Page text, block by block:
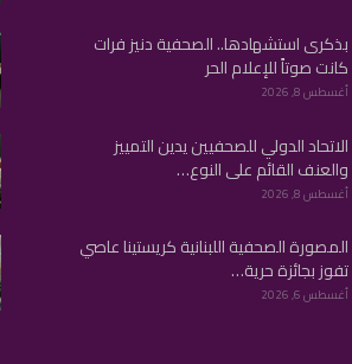
بذكرى استشهادها.. الصحفية دنيز فرات
كانت صوتاً للإعلام الحر
أغسطس 8, 2026
الاتحاد الدولي للصحفيين يدين التمييز
والعنف القائم على النوع…
أغسطس 8, 2026
المصورة الصحفية اللبنانية كريستينا عاصي
تفوز بجائزة حرية…
أغسطس 6, 2026